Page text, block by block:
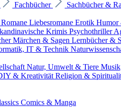
Fachbücher Sachbücher &
Liebesromane Erotik Humor
Krimis Psychothriller
Märchen & Sagen Lernbücher &
IT & Technik
Natur, Umwelt & Tiere
& Kreativität Religion &
Comics & Manga